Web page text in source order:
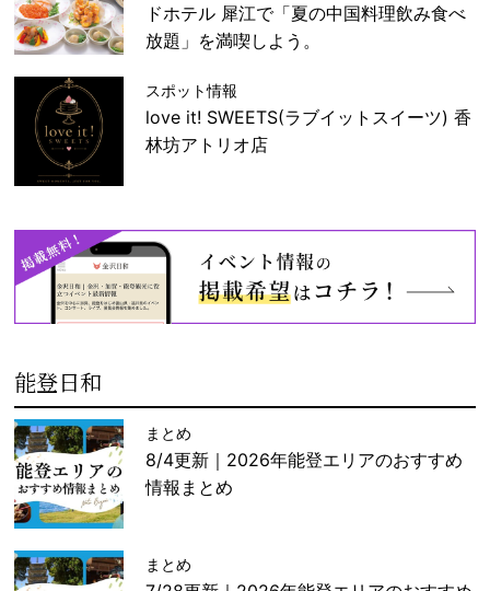
ドホテル 犀江で「夏の中国料理飲み食べ
放題」を満喫しよう。
スポット情報
love it! SWEETS(ラブイットスイーツ) 香
林坊アトリオ店
能登日和
まとめ
8/4更新｜2026年能登エリアのおすすめ
情報まとめ
まとめ